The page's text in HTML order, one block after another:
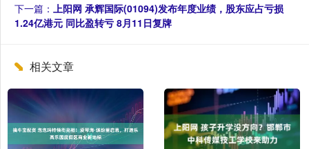
下一篇： 上阳网 承辉国际(01094)发布年度业绩，股东应占亏损
1.24亿港元 同比盈转亏 8月11日复牌
相关文章